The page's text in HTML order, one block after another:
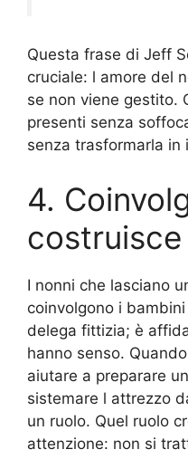
Questa frase di Jeff
cruciale: l amore del
se non viene gestito.
presenti senza
senza trasformarla in
4.
I nonni che lasciano
coinvolgono i
delega fittizia; è
hanno senso.
aiutare a preparare
sistemare l attrezzo
un ruolo. Quel ruolo
attenzione: non si